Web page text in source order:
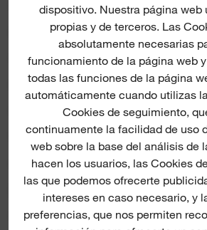
dispositivo. Nuestra página web
propias y de terceros. Las
absolutamente necesarias
funcionamiento de la página web
todas las funciones de la página
automáticamente cuando utilizas
Cookies de seguimiento,
continuamente la facilidad de uso
web sobre la base del análisis de
hacen los usuarios, las Cookies
las que podemos ofrecerte
intereses en caso necesario, y
preferencias, que nos permiten
CARACTERÍSTICAS
QUÉ INCLUYE
VALORACIONES Y
DESCARGAS DEL PRODUCTO